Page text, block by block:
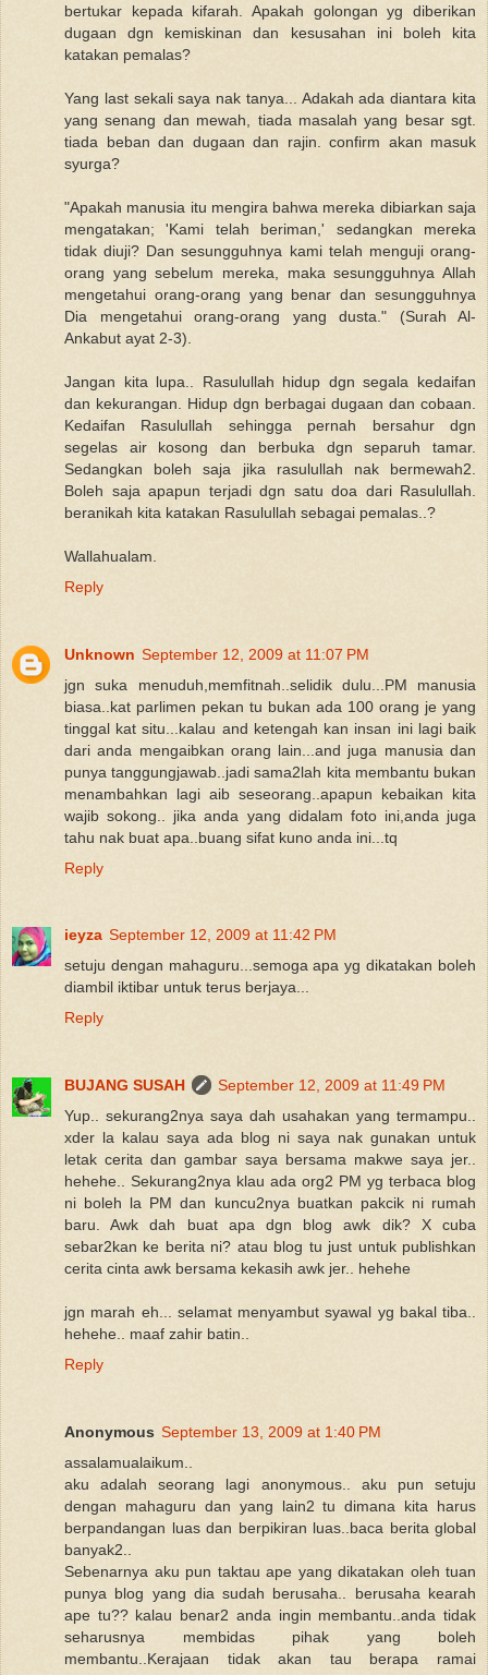
bertukar kepada kifarah. Apakah golongan yg diberikan
dugaan dgn kemiskinan dan kesusahan ini boleh kita
katakan pemalas?
Yang last sekali saya nak tanya... Adakah ada diantara kita
yang senang dan mewah, tiada masalah yang besar sgt.
tiada beban dan dugaan dan rajin. confirm akan masuk
syurga?
"Apakah manusia itu mengira bahwa mereka dibiarkan saja
mengatakan; 'Kami telah beriman,' sedangkan mereka
tidak diuji? Dan sesungguhnya kami telah menguji orang-
orang yang sebelum mereka, maka sesungguhnya Allah
mengetahui orang-orang yang benar dan sesungguhnya
Dia mengetahui orang-orang yang dusta." (Surah Al-
Ankabut ayat 2-3).
Jangan kita lupa.. Rasulullah hidup dgn segala kedaifan
dan kekurangan. Hidup dgn berbagai dugaan dan cobaan.
Kedaifan Rasulullah sehingga pernah bersahur dgn
segelas air kosong dan berbuka dgn separuh tamar.
Sedangkan boleh saja jika rasulullah nak bermewah2.
Boleh saja apapun terjadi dgn satu doa dari Rasulullah.
beranikah kita katakan Rasulullah sebagai pemalas..?
Wallahualam.
Reply
Unknown September 12, 2009 at 11:07 PM
jgn suka menuduh,memfitnah..selidik dulu...PM manusia
biasa..kat parlimen pekan tu bukan ada 100 orang je yang
tinggal kat situ...kalau and ketengah kan insan ini lagi baik
dari anda mengaibkan orang lain...and juga manusia dan
punya tanggungjawab..jadi sama2lah kita membantu bukan
menambahkan lagi aib seseorang..apapun kebaikan kita
wajib sokong.. jika anda yang didalam foto ini,anda juga
tahu nak buat apa..buang sifat kuno anda ini...tq
Reply
ieyza September 12, 2009 at 11:42 PM
setuju dengan mahaguru...semoga apa yg dikatakan boleh
diambil iktibar untuk terus berjaya...
Reply
BUJANG SUSAH
September 12, 2009 at 11:49 PM
Yup.. sekurang2nya saya dah usahakan yang termampu..
xder la kalau saya ada blog ni saya nak gunakan untuk
letak cerita dan gambar saya bersama makwe saya jer..
hehehe.. Sekurang2nya klau ada org2 PM yg terbaca blog
ni boleh la PM dan kuncu2nya buatkan pakcik ni rumah
baru. Awk dah buat apa dgn blog awk dik? X cuba
sebar2kan ke berita ni? atau blog tu just untuk publishkan
cerita cinta awk bersama kekasih awk jer.. hehehe
jgn marah eh... selamat menyambut syawal yg bakal tiba..
hehehe.. maaf zahir batin..
Reply
Anonymous September 13, 2009 at 1:40 PM
assalamualaikum..
aku adalah seorang lagi anonymous.. aku pun setuju
dengan mahaguru dan yang lain2 tu dimana kita harus
berpandangan luas dan berpikiran luas..baca berita global
banyak2..
Sebenarnya aku pun taktau ape yang dikatakan oleh tuan
punya blog yang dia sudah berusaha.. berusaha kearah
ape tu?? kalau benar2 anda ingin membantu..anda tidak
seharusnya membidas pihak yang boleh
membantu..Kerajaan tidak akan tau berapa ramai